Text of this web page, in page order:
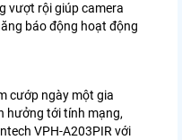
vượt rội giúp camera
báo động hoạt động
cướp ngày một gia
hưởng tới tính mạng,
VPH-A203PIR với